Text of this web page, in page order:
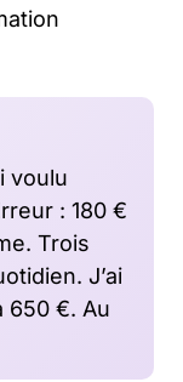
voulu
: 180 €
Trois
J’ai
650 €. Au